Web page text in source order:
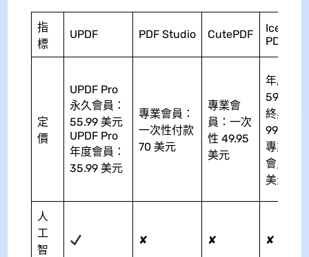
指
標
UPDF PDF Studio CutePDF
PDF
定
價
UPDF Pro
永久會員：
55.99 美元
UPDF Pro
年度會員：
35.99 美元
專業會員：
一次性付款
70 美元
專業會
員：一次
性 49.95
美元
年度會
59.95
終身會
99 美元
專業版
會員：
美元
人
工
智
✘ ✘ ✘